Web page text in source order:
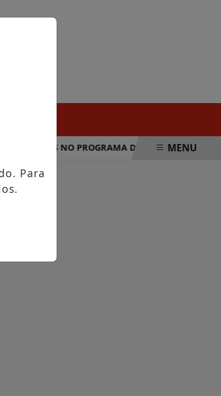
NO PROGRAMA DE COMPRAS NO
MENU
Para